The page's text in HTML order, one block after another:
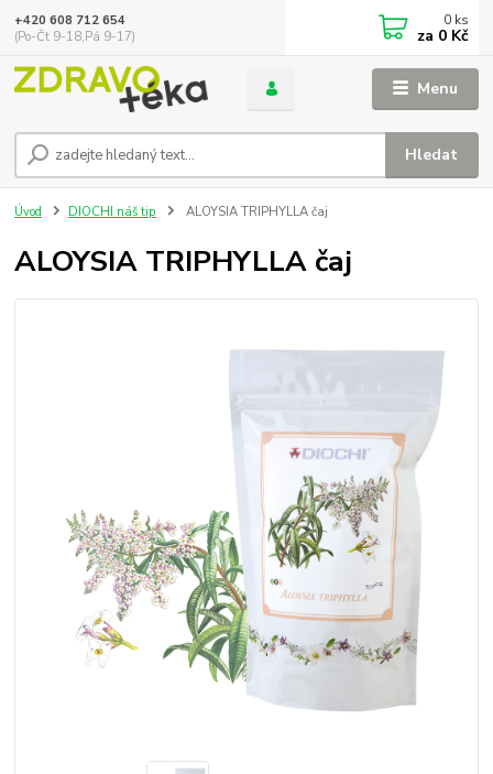
Menu
Hledat
+420 608 712 654
(Po-Čt 9-18,Pá 9-17)
0 ks
za 0 Kč
Úvod DIOCHI náš tip ALOYSIA TRIPHYLLA čaj
ALOYSIA TRIPHYLLA čaj